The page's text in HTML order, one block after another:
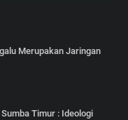
Merupakan Jaringan
Timur : Ideologi